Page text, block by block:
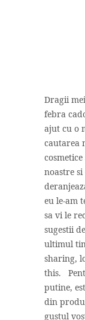
Dragii
febra
ajut cu o
cautarea
noastre
eu le-am
sa vi le
sugestii
ultimul
sharing,
this.
putine,
din
gustul